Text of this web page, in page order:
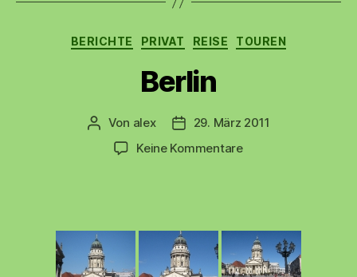
Kategorien
BERICHTE PRIVAT REISE TOUREN
Berlin
Beitragsautor
Von alex Beitragsdatum
29. März 2011
Keine Kommentarezu